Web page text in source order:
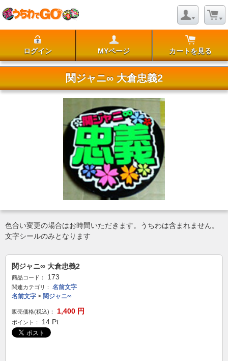
ログイン MYページ カートを見る
関ジャニ∞ 大倉忠義2
色合い変更の場合はお時間いただきます。うちわは含まれません。
文字シールのみとなります
関ジャニ∞ 大倉忠義2
商品コード： 173
関連カテゴリ：
名前文字
名前文字 > 関ジャニ∞
販売価格(税込)： 1,400 円
ポイント： 14 Pt